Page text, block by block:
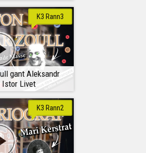
gant Aleksandr
Istor Livet
K3 Rann3
K3 Rann2